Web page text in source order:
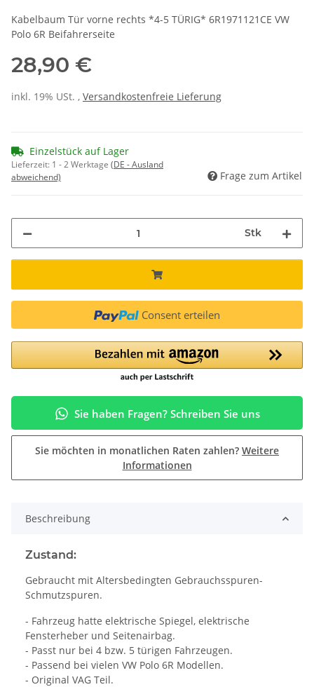
Kabelbaum Tür vorne rechts *4-5 TÜRIG* 6R1971121CE VW
Polo 6R Beifahrerseite
28,90 €
inkl. 19% USt. , Versandkostenfreie Lieferung
Einzelstück auf Lager
Lieferzeit: 1 - 2 Werktage (DE - Ausland
abweichend)
Frage zum Artikel
Stk
Consent erteilen
Sie haben Fragen? Schreiben Sie uns
Sie möchten in monatlichen Raten zahlen? Weitere
Informationen
Beschreibung
Zustand:
Gebraucht mit Altersbedingten Gebrauchsspuren-
Schmutzspuren.
- Fahrzeug hatte elektrische Spiegel, elektrische
Fensterheber und Seitenairbag.
- Passt nur bei 4 bzw. 5 türigen Fahrzeugen.
- Passend bei vielen VW Polo 6R Modellen.
- Original VAG Teil.